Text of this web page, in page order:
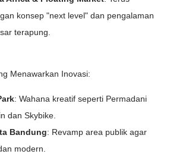
konsep "next level" dan pengalaman
terapung.
Menawarkan Inovasi:
: Wahana kreatif seperti Permadani
dan Skybike.
Bandung: Revamp area publik agar
modern.